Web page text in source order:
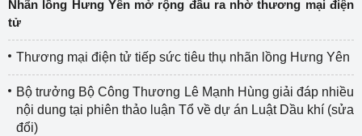
Nhãn lồng Hưng Yên mở rộng đầu ra nhờ thương mại điện
tử
Thương mại điện tử tiếp sức tiêu thụ nhãn lồng Hưng Yên
Bộ trưởng Bộ Công Thương Lê Mạnh Hùng giải đáp nhiều
nội dung tại phiên thảo luận Tổ về dự án Luật Dầu khí (sửa
đổi)